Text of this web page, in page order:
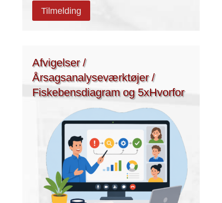
Tilmelding
Afvigelser /
Årsagsanalyseværktøjer /
Fiskebensdiagram og 5xHvorfor